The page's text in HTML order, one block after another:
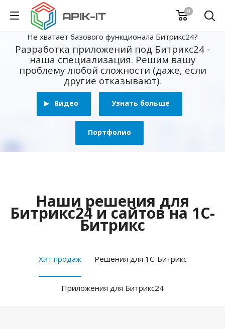
0
Не хватает базового функционала Битрикс24?
Разработка приложений под Битрикс24 -
наша специализация. Решим вашу
проблему любой сложности (даже, если
другие отказывают).
Видео Узнать больше
Портфолио
Наши решения для
Битрикс24 и сайтов на 1С-
Битрикс
Хит продаж Решения для 1С-Битрикс
Приложения для Битрикс24